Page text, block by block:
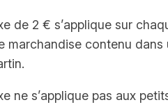
de 2 € s’applique sur
marchandise contenu
ne s’applique pas aux